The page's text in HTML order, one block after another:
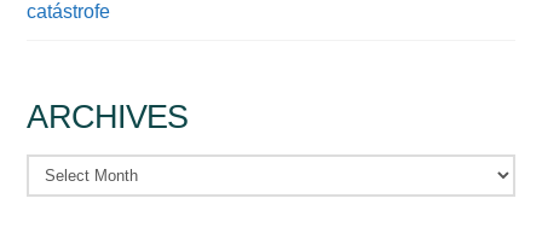
catástrofe
ARCHIVES
Archives